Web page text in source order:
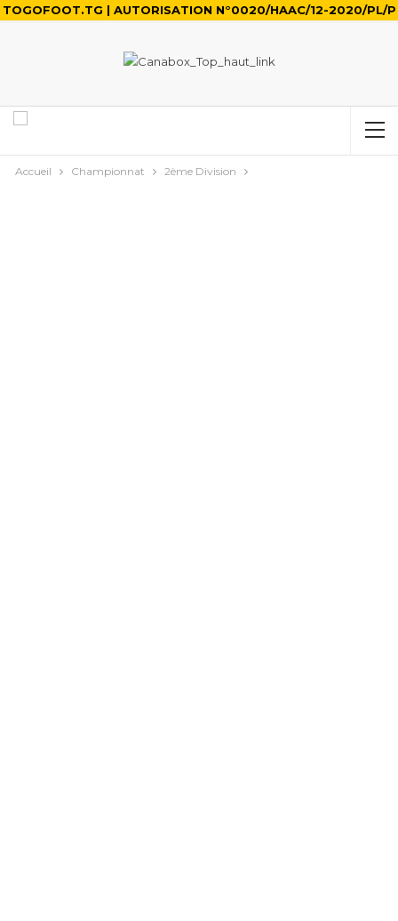
TOGOFOOT.TG | AUTORISATION N°0020/HAAC/12-2020/PL/P
Accueil Championnat 2ème Division